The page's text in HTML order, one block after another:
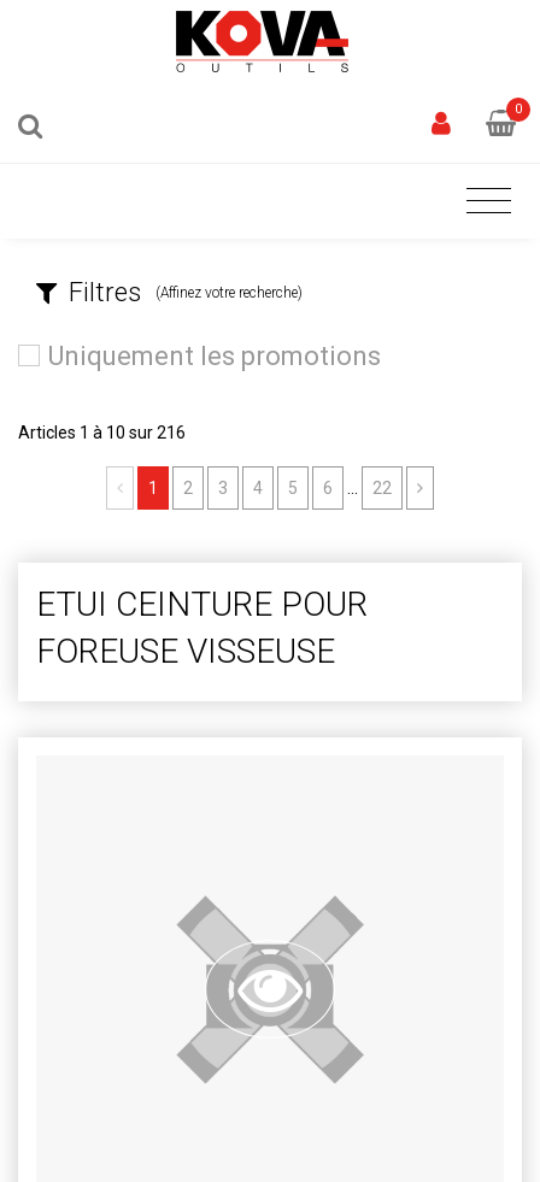
0
Filtres (Affinez votre recherche)
Uniquement les promotions
Articles 1 à 10 sur 216
Previous
1 2 3 4 5 6 22 Next
ETUI CEINTURE POUR
FOREUSE VISSEUSE